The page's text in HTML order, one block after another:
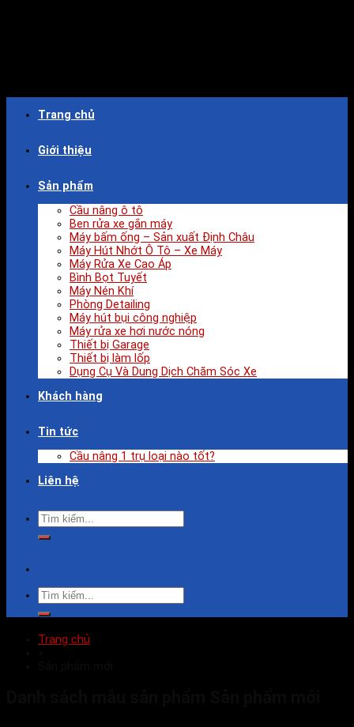
Trang chủ
Giới thiệu
Sản phẩm
Cầu nâng ô tô
Ben rửa xe gắn máy
Máy bấm ống – Sản xuất Định Châu
Máy Hút Nhớt Ô Tô – Xe Máy
Máy Rửa Xe Cao Áp
Bình Bọt Tuyết
Máy Nén Khí
Phòng Detailing
Máy hút bụi công nghiệp
Máy rửa xe hơi nước nóng
Thiết bị Garage
Thiết bị làm lốp
Dụng Cụ Và Dung Dịch Chăm Sóc Xe
Khách hàng
Tin tức
Cầu nâng 1 trụ loại nào tốt?
Liên hệ
Trang chủ